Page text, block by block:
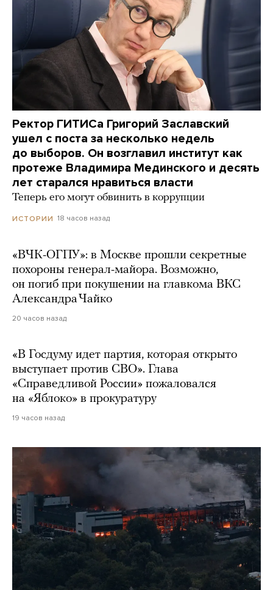
Ректор ГИТИСа Григорий Заславский
ушел с поста за несколько недель
до выборов. Он возглавил институт как
протеже Владимира Мединского и десять
лет старался нравиться власти
Теперь его могут обвинить в коррупции
ИСТОРИИ 18 часов назад
«ВЧК-ОГПУ»: в Москве прошли секретные
похороны генерал-майора. Возможно,
он погиб при покушении на главкома ВКС
Александра Чайко
20 часов назад
«В Госдуму идет партия, которая открыто
выступает против СВО». Глава
«Справедливой России» пожаловался
на «Яблоко» в прокуратуру
19 часов назад